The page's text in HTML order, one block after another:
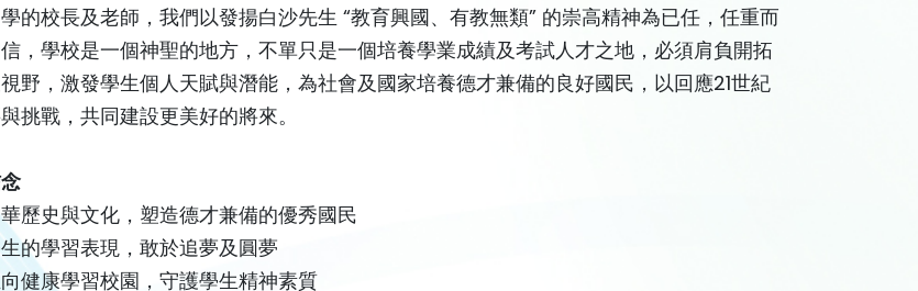
的校長及老師，我們以發揚白沙先生 “教育興國、有教無類” 的崇高精神為已任，任重而
，學校是一個神聖的地方，不單只是一個培養學業成績及考試人才之地，必須肩負開拓
野，激發學生個人天賦與潛能，為社會及國家培養德才兼備的良好國民，以回應21世紀
挑戰，共同建設更美好的將來。
歷史與文化，塑造德才兼備的優秀國民
的學習表現，敢於追夢及圓夢
健康學習校園，守護學生精神素質